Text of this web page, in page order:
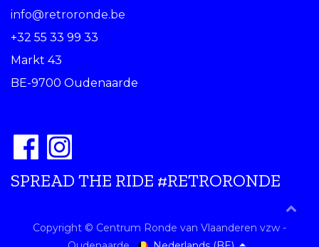
info@retroronde.be
+32 55 33 99 33
Markt 43
BE-9700 Oudenaarde
SPREAD THE RIDE #RETRORONDE
Copyright © Centrum Ronde van Vlaanderen vzw -